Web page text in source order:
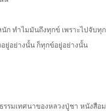
ก ทำไมมันถึงทุกข์ เพราะไปจับทุ
ยู่อย่างนั้น ก็ทุกข์อยู่อย่างนั้น
รรมเทศนาของหลวงปู่ชา หนังสือ